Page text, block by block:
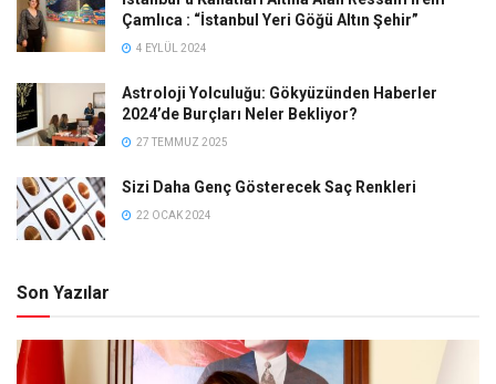
Çamlıca : “İstanbul Yeri Göğü Altın Şehir”
4 EYLÜL 2024
Astroloji Yolculuğu: Gökyüzünden Haberler
2024’de Burçları Neler Bekliyor?
27 TEMMUZ 2025
Sizi Daha Genç Gösterecek Saç Renkleri
22 OCAK 2024
Son Yazılar